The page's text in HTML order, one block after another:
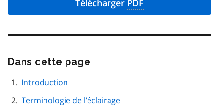
Télécharger PDF
Dans cette page
page
Introduction
Terminologie de l’éclairage